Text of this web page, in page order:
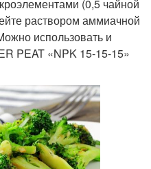
(0,5 чайной
раствором аммиачной
использовать и
PEAT «NPK 15-15-15»